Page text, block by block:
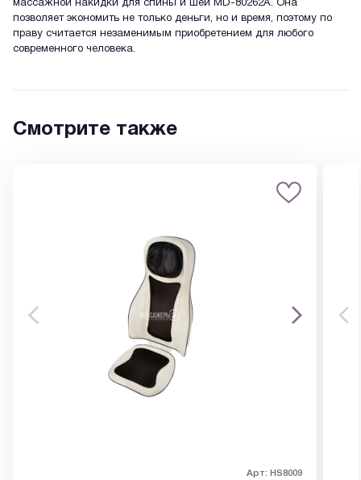
массажной накидки для спины и шеи MD-80262A. Она
позволяет экономить не только деньги, но и время, поэтому по
праву считается незаменимым приобретением для любого
современного человека.
Смотрите также
Арт: HS8009